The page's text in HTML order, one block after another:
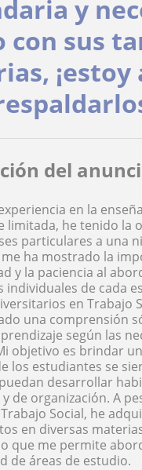
y
con sus
¡estoy
del
en la
limitada, he tenido la
particulares a una
ha mostrado la
y la paciencia al
individuales de cada
en Trabajo
una comprensión
según las
objetivo es brindar
los estudiantes se
desarrollar
de organización. A
Social, he
en diversas
que me permite
de áreas de estudio.